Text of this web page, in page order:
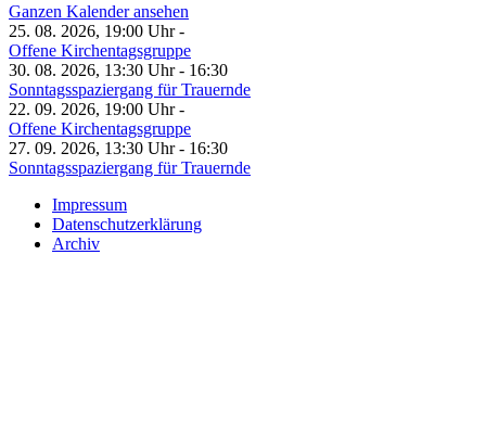
Ganzen Kalender ansehen
25. 08. 2026, 19:00 Uhr -
Offene Kirchentagsgruppe
30. 08. 2026, 13:30 Uhr - 16:30
Sonntagsspaziergang für Trauernde
22. 09. 2026, 19:00 Uhr -
Offene Kirchentagsgruppe
27. 09. 2026, 13:30 Uhr - 16:30
Sonntagsspaziergang für Trauernde
Impressum
Datenschutzerklärung
Archiv